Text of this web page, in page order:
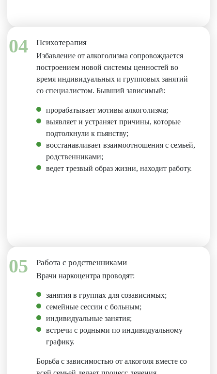
04 Психотерапия
Избавление от алкоголизма сопровождается
построением новой системы ценностей во
время индивидуальных и групповых занятий
со специалистом. Бывший зависимый:
прорабатывает мотивы алкоголизма;
выявляет и устраняет причины, которые
подтолкнули к пьянству;
восстанавливает взаимоотношения с семьей,
родственниками;
ведет трезвый образ жизни, находит работу.
05 Работа с родственниками
Врачи наркоцентра проводят:
занятия в группах для созависимых;
семейные сессии с больным;
индивидуальные занятия;
встречи с родными по индивидуальному
графику.
Борьба с зависимостью от алкоголя вместе со